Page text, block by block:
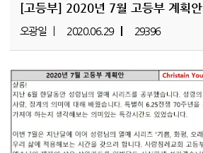
[고등부] 2020년 7월 고등부 계획안
오광일 2020.06.29 29396